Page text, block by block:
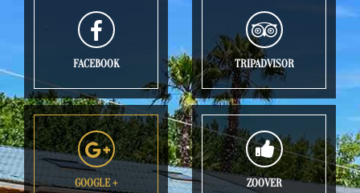
FACEBOOK
GOOGLE +
TRIPADVISOR
ZOOVER